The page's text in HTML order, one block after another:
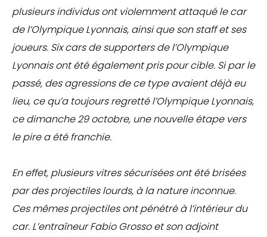
plusieurs individus ont violemment attaqué le car
de l’Olympique Lyonnais, ainsi que son staff et ses
joueurs. Six cars de supporters de l’Olympique
Lyonnais ont été également pris pour cible. Si par le
passé, des agressions de ce type avaient déjà eu
lieu, ce qu’a toujours regretté l’Olympique Lyonnais,
ce dimanche 29 octobre, une nouvelle étape vers
le pire a été franchie.
En effet, plusieurs vitres sécurisées ont été brisées
par des projectiles lourds, à la nature inconnue.
Ces mêmes projectiles ont pénétré à l’intérieur du
car. L’entraîneur Fabio Grosso et son adjoint